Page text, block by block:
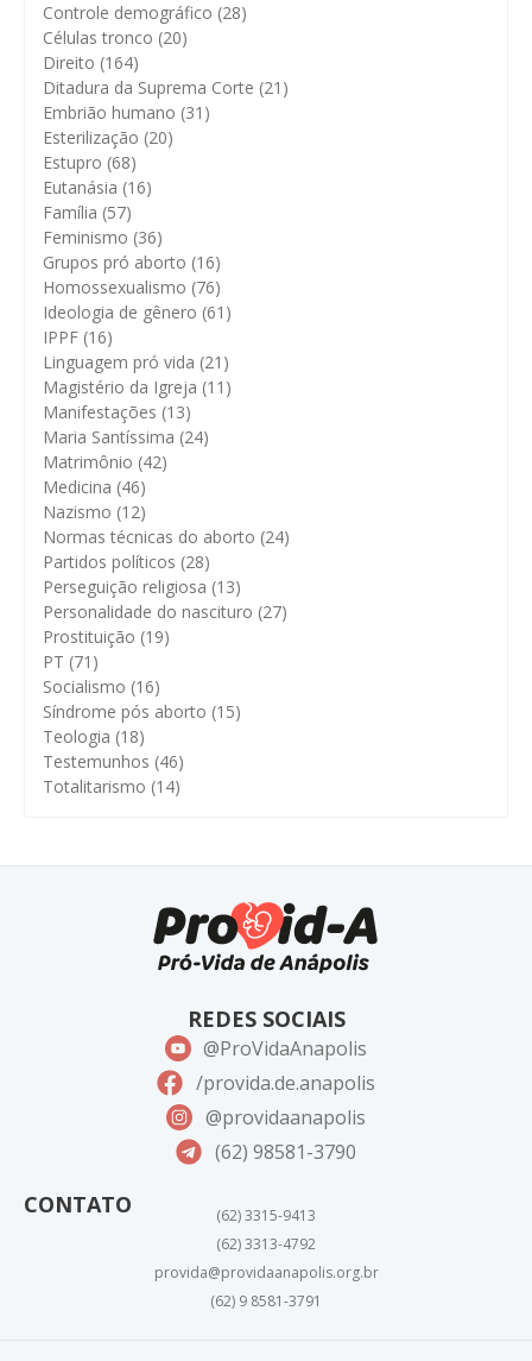
Controle demográfico (28)
Células tronco (20)
Direito (164)
Ditadura da Suprema Corte (21)
Embrião humano (31)
Esterilização (20)
Estupro (68)
Eutanásia (16)
Família (57)
Feminismo (36)
Grupos pró aborto (16)
Homossexualismo (76)
Ideologia de gênero (61)
IPPF (16)
Linguagem pró vida (21)
Magistério da Igreja (11)
Manifestações (13)
Maria Santíssima (24)
Matrimônio (42)
Medicina (46)
Nazismo (12)
Normas técnicas do aborto (24)
Partidos políticos (28)
Perseguição religiosa (13)
Personalidade do nascituro (27)
Prostituição (19)
PT (71)
Socialismo (16)
Síndrome pós aborto (15)
Teologia (18)
Testemunhos (46)
Totalitarismo (14)
CONTATO
(62) 3315-9413
(62) 3313-4792
provida@providaanapolis.org.br
(62) 9 8581-3791
REDES SOCIAIS
@ProVidaAnapolis
/provida.de.anapolis
@providaanapolis
(62) 98581-3790